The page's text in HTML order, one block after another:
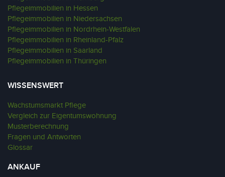
Pflegeimmobilien in Hessen
Pflegeimmobilien in Niedersachsen
Pflegeimmobilien in Nordrhein-Westfalen
Pflegeimmobilien in Rheinland-Pfalz
Pflegeimmobilien in Saarland
Pflegeimmobilien in Thüringen
WISSENSWERT
Wachstumsmarkt Pflege
Vergleich zur Eigentumswohnung
Musterberechnung
Fragen und Antworten
Glossar
ANKAUF